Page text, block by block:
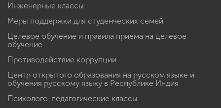
Инженерные классы
Меры поддержки для студенческих семей
Целевое обучение и правила приема на целевое
обучение
Противодействие коррупции
Центр открытого образования на русском языке и
обучения русскому языку в Республике Индия
Психолого-педагогические классы